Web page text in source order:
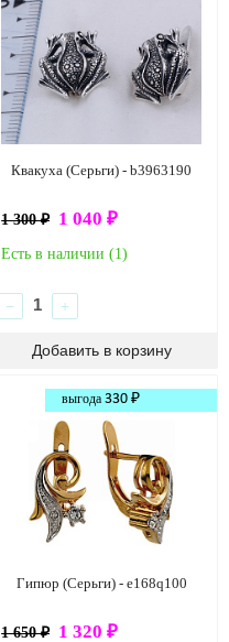
Квакуха (Серьги) - b3963190
1 300 ₽ 1 040 ₽
Есть в наличии (1)
− +
выгода 330 ₽
Гипюр (Серьги) - e168q100
1 650 ₽ 1 320 ₽